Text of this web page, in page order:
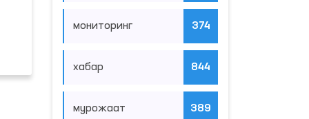
мониторинг 374
хабар 844
мурожаат 389